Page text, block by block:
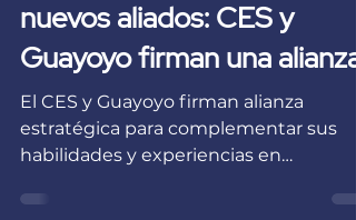
La ciberseguridad tiene
nuevos aliados: CES y
Guayoyo firman una alianza
El CES y Guayoyo firman alianza
habilidades y experiencias en